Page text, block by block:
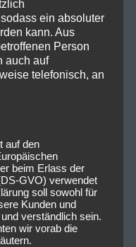
ein absoluter
kann. Aus
Person
auch auf
telefonisch, an
auf den
beim Erlass der
GVO) verwendet
soll sowohl für
Kunden und
verständlich sein.
wir vorab die